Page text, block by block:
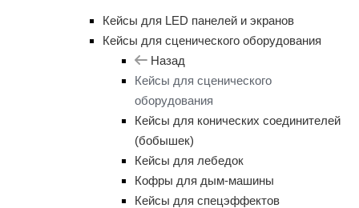
Кейсы для LED панелей и экранов
Кейсы для сценического оборудования
Назад
Кейсы для сценического
оборудования
Кейсы для конических соединителей
(бобышек)
Кейсы для лебедок
Кофры для дым-машины
Кейсы для спецэффектов